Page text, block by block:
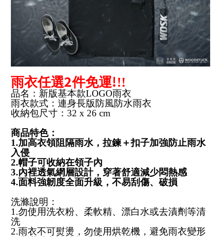
雨衣任選2件免運!!!
品名： 新版基本款LOGO雨衣
雨衣款式：連身長版防風防水雨衣
收納包尺寸：32 x 26 cm
商品特色：
1.加高衣領阻隔雨水，拉鍊＋扣子加強防止雨水
入侵
2.帽子可收納在領子內
3.內裡透氣網層設計，穿著舒適減少悶熱感
4.面料強韌度全面升級，不易刮傷、破損
洗滌說明：
1 .勿使用洗衣粉、柔軟精、漂白水或去漬劑等清
洗
2.雨衣不可熨燙，勿使用烘乾機，避免雨衣變形